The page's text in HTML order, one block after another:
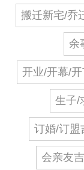
搬迁新宅/乔
余
开业/开幕/开
生子/
订婚/订盟
会亲友